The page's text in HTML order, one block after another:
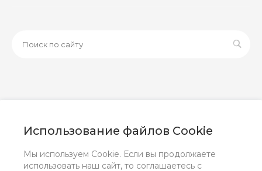
Использование файлов Cookie
Мы используем Cookie. Если вы продолжаете
использовать наш сайт, то соглашаетесь с
информационный характер и ни при каких условиях не
положениями Статьи 437 (2) ГК РФ.